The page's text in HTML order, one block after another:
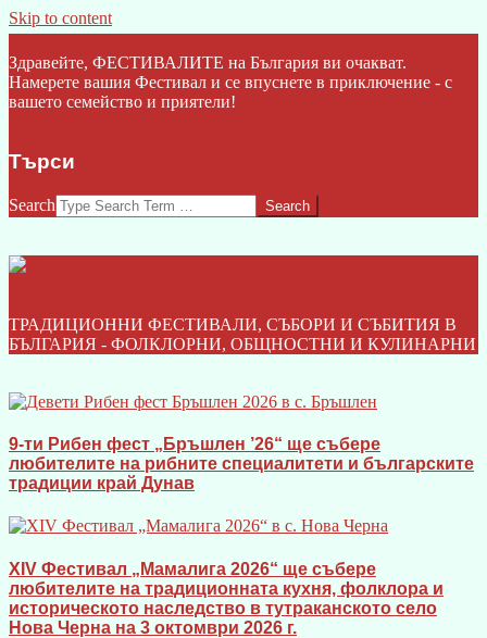
Skip to content
Здравейте, ФЕСТИВАЛИТЕ на България ви очакват.
Намерете вашия Фестивал и се впуснете в приключение - с
вашето семейство и приятели!
Търси
Search
ТРАДИЦИОННИ ФЕСТИВАЛИ, СЪБОРИ И СЪБИТИЯ В
БЪЛГАРИЯ - ФОЛКЛОРНИ, ОБЩНОСТНИ И КУЛИНАРНИ
9-ти Рибен фест „Бръшлен ’26“ ще събере
любителите на рибните специалитети и българските
традиции край Дунав
XIV Фестивал „Мамалига 2026“ ще събере
любителите на традиционната кухня, фолклора и
историческото наследство в тутраканското село
Нова Черна на 3 октомври 2026 г.